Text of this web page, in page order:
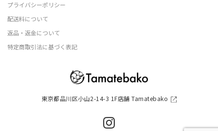
東京都品川区小山2-14-3 1F店舗 Tamatebako
プライバシーポリシー
配送料について
返品・返金について
特定商取引法に基づく表記